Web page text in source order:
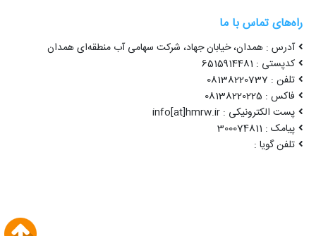
راه‌های تماس با ما
آدرس : همدان، خیابان جهاد، شرکت سهامی آب منطقه‌ای همدان
کدپستی : 6515914481
تلفن : 08138220737
فاکس : 08138220225
پست الکترونیکی : info[at]hmrw.ir
پیامک : 300074811
تلفن گویا :